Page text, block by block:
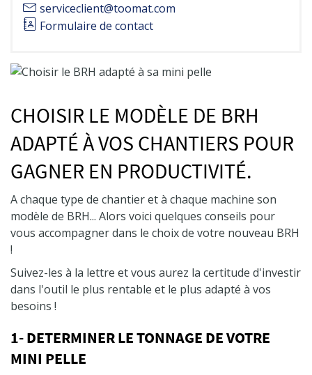
serviceclient@toomat.com
Formulaire de contact
CHOISIR LE MODÈLE DE BRH
ADAPTÉ À VOS CHANTIERS POUR
GAGNER EN PRODUCTIVITÉ.
A chaque type de chantier et à chaque machine son
modèle de BRH... Alors voici quelques conseils pour
vous accompagner dans le choix de votre nouveau BRH
!
Suivez-les à la lettre et vous aurez la certitude d'investir
dans l'outil le plus rentable et le plus adapté à vos
besoins !
1- DETERMINER LE TONNAGE DE VOTRE
MINI PELLE